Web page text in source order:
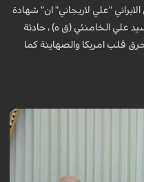
"علي لاريجاني" ان" شهادة
علي الخامنئي (ق ه) ، حادثة
قلب امريكا والصهاينة كما